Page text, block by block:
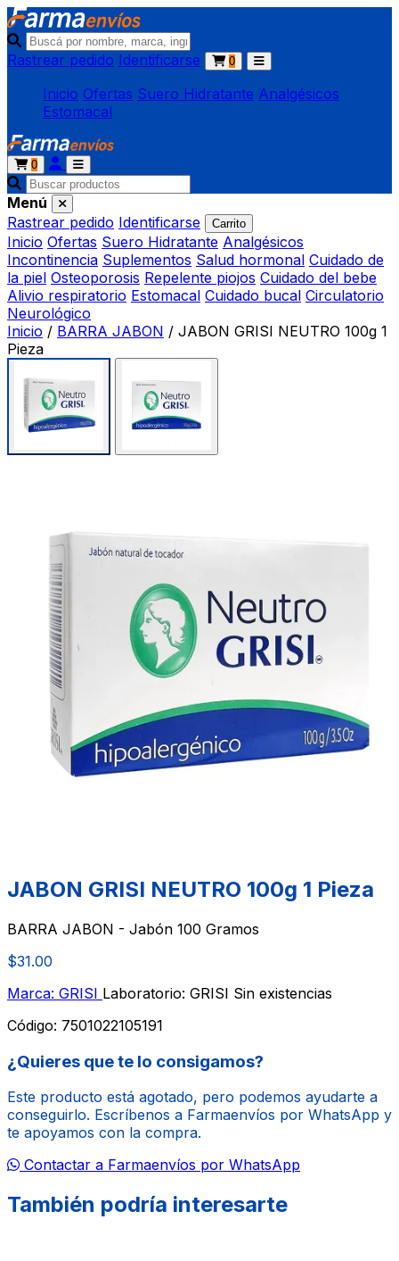
Rastrear pedido Identificarse 0
Inicio Ofertas Suero Hidratante Analgésicos
Estomacal
0
Menú
Rastrear pedido Identificarse Carrito
Inicio Ofertas Suero Hidratante Analgésicos
Incontinencia Suplementos Salud hormonal Cuidado de
la piel Osteoporosis Repelente piojos Cuidado del bebe
Alivio respiratorio Estomacal Cuidado bucal Circulatorio
Neurológico
Inicio / BARRA JABON / JABON GRISI NEUTRO 100g 1
Pieza
JABON GRISI NEUTRO 100g 1 Pieza
BARRA JABON - Jabón 100 Gramos
$31.00
Marca: GRISI Laboratorio: GRISI Sin existencias
Código: 7501022105191
¿Quieres que te lo consigamos?
Este producto está agotado, pero podemos ayudarte a
conseguirlo. Escríbenos a Farmaenvíos por WhatsApp y
te apoyamos con la compra.
Contactar a Farmaenvíos por WhatsApp
También podría interesarte